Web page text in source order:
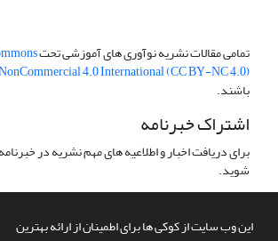
این وب سایت از کوکی ها برای اطمینان از ارائه بهترین
تمامی مقالات نشریه نوآوری های آموزشی تحت
4.0 International (CC BY-NC 4.0)
باشند.
اشتراک خبرنامه
برای دریافت اخبار و اطلاعیه های مهم نشریه در
شوید.